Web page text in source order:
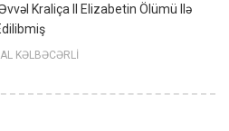
Kraliça II Elizabetin Ölümü Ilə
KƏLBƏCƏRLİ